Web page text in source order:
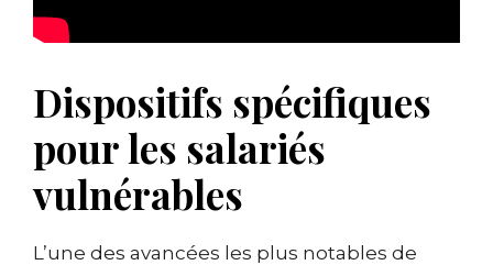
Dispositifs spécifiques
pour les salariés
vulnérables
L’une des avancées les plus notables de